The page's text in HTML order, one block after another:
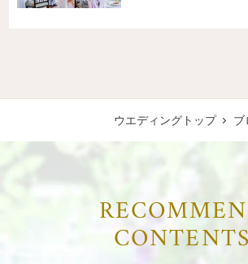
ウエディングトップ ブ
CONTENTS